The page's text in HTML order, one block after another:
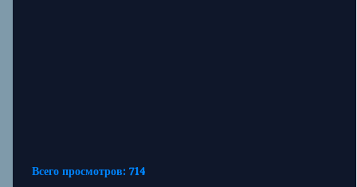
Всего просмотров: 714